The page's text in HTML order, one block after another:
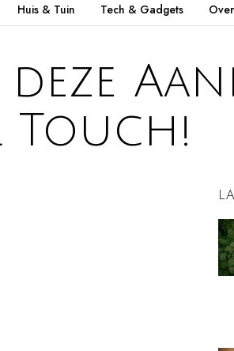
Huis & Tuin Tech & Gadgets
Touch!